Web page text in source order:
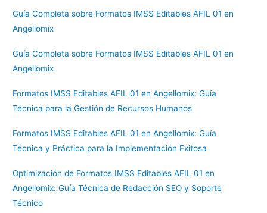
Guía Completa sobre Formatos IMSS Editables AFIL 01 en
Angellomix
Guía Completa sobre Formatos IMSS Editables AFIL 01 en
Angellomix
Formatos IMSS Editables AFIL 01 en Angellomix: Guía
Técnica para la Gestión de Recursos Humanos
Formatos IMSS Editables AFIL 01 en Angellomix: Guía
Técnica y Práctica para la Implementación Exitosa
Optimización de Formatos IMSS Editables AFIL 01 en
Angellomix: Guía Técnica de Redacción SEO y Soporte
Técnico